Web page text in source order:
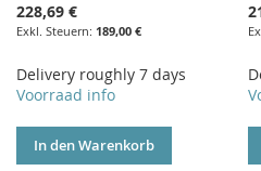
228,69 €
189,00 €
Delivery roughly 7 days
Voorraad info
In den Warenkorb